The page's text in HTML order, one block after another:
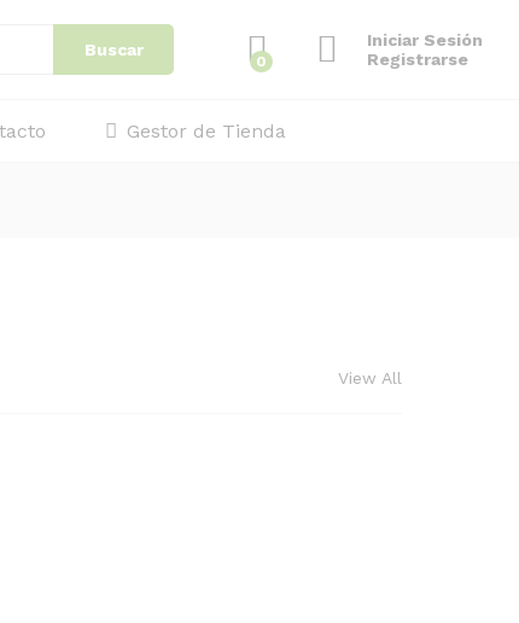
Buscar
0
Iniciar Sesión
Registrarse
Gestor de Tienda
View All